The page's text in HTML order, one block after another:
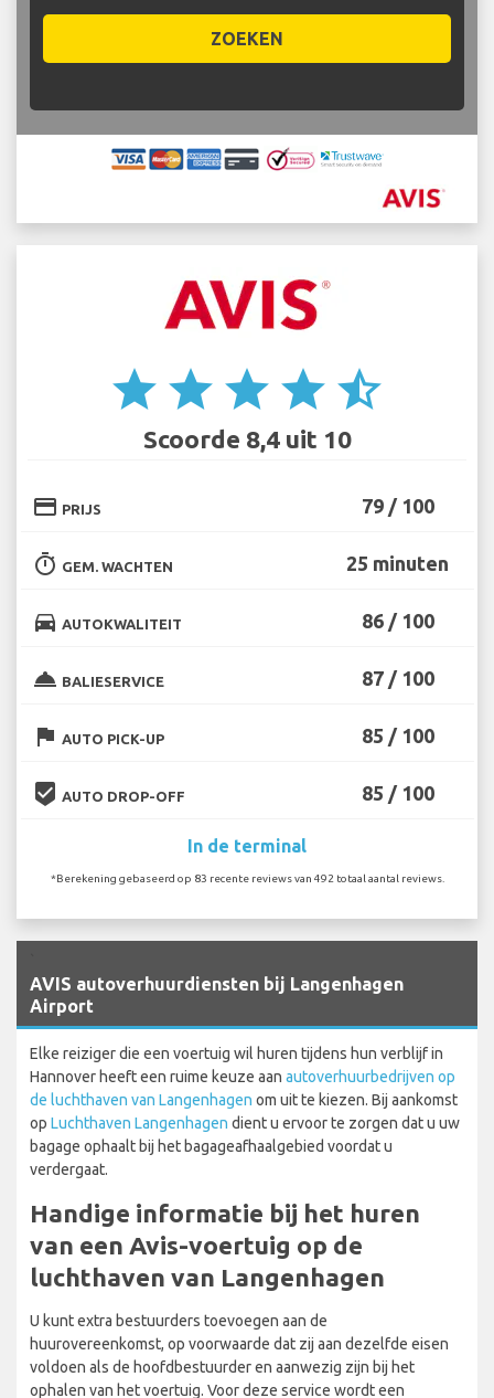
ZOEKEN
star star star star star_half
Scoorde 8,4 uit 10
credit_card PRIJS 79 / 100
timer GEM. WACHTEN 25 minuten
directions_car AUTOKWALITEIT 86 / 100
room_service BALIESERVICE 87 / 100
flag AUTO PICK-UP 85 / 100
beenhere AUTO DROP-OFF 85 / 100
In de terminal
*Berekening gebaseerd op 83 recente reviews van 492 totaal aantal reviews.
AVIS autoverhuurdiensten bij Langenhagen
Airport
Elke reiziger die een voertuig wil huren tijdens hun verblijf in
Hannover heeft een ruime keuze aan autoverhuurbedrijven op
de luchthaven van Langenhagen om uit te kiezen. Bij aankomst
op Luchthaven Langenhagen dient u ervoor te zorgen dat u uw
bagage ophaalt bij het bagageafhaalgebied voordat u
verdergaat.
Handige informatie bij het huren
van een Avis-voertuig op de
luchthaven van Langenhagen
U kunt extra bestuurders toevoegen aan de
huurovereenkomst, op voorwaarde dat zij aan dezelfde eisen
voldoen als de hoofdbestuurder en aanwezig zijn bij het
ophalen van het voertuig. Voor deze service wordt een